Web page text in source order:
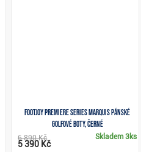
FootJoy Premiere Series Marquis pánské
golfové boty, černé
Skladem3ks
6 890 Kč
5 390 Kč